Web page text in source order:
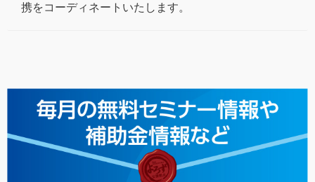
携をコーディネートいたします。